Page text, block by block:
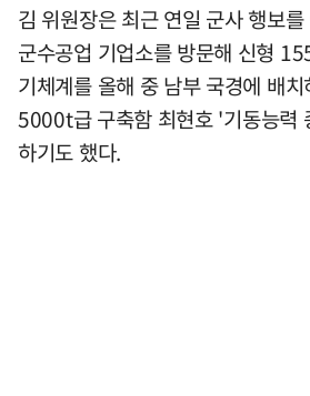
김 위원장은 최근 연일 군사 행보
군수공업 기업소를 방문해 신형
기체계를 올해 중 남부 국경에 배
5000t급 구축함 최현호 '기동능력
하기도 했다.